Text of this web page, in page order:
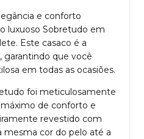
e conforto
luxuoso Sobretudo em
Este casaco é a
garantindo que você
em todas as ocasiões.
foi meticulosamente
de conforto e
revestido com
mesma cor do pelo até a